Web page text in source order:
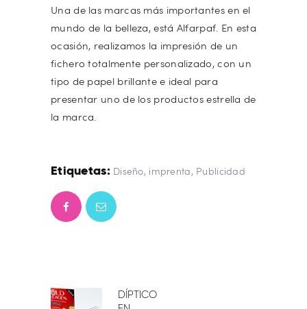
Una de las marcas más importantes en el
mundo de la belleza, está Alfarpaf. En esta
ocasión, realizamos la impresión de un
fichero totalmente personalizado, con un
tipo de papel brillante e ideal para
presentar uno de los productos estrella de
la marca.
Etiquetas: Diseño, imprenta, Publicidad
NAVEGACIÓN
Publicación
DÍPTICO